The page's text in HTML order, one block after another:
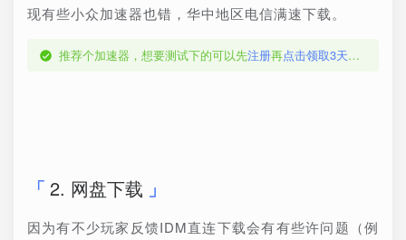
现有些小众加速器也错，华中地区电信满速下载。
推荐个加速器，想要测试下的可以先注册再点击领取3天体验卡
2. 网盘下载
因为有不少玩家反馈IDM直连下载会有有些许问题（例